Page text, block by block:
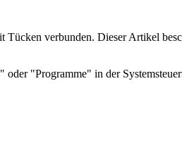
verbunden. Dieser Artikel
"Programme" in der